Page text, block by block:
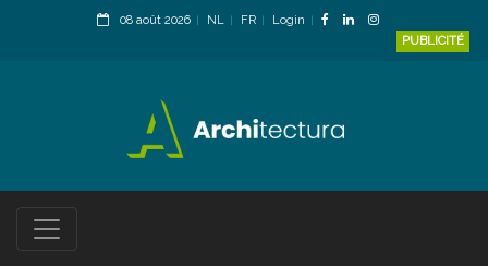
08 août 2026 NL FR
Login
PUBLICITÉ